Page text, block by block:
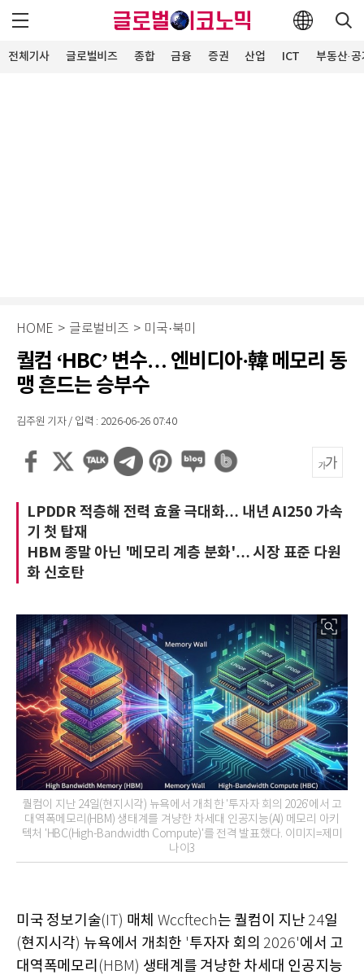
전체기사 글로벌비즈 종합 금융 증권 산업 ICT 부동산·
HOME > 글로벌비즈 > 미국·북미
퀄컴 ‘HBC’ 변수… 엔비디아·韓 메모리 동
맹 흔드는 승부수
김주원 기자 / 입력 : 2026-06-26 07:40
LPDDR 적층해 전력 효율 극대화… 내년 AI250 가속
기 첫 탑재
HBM 종말 아닌 '메모리 계층 분화'… 시장 표준 다원
화 신호탄
퀄컴이 지난 24일(현지시각) 뉴욕에서 개최한 '투자자 회의 2026'에서 고
대역폭메모리(HBM) 생태계를 겨냥한 차세대 인공지능(AI) 메모리 아키
텍처 'HBC(High-Bandwidth Compute)'를 전격 발표했다. 이미지=제미
나이3
미국 정보기술(IT) 매체 Wccftech는 퀄컴이 지난 24일
(현지시각) 뉴욕에서 개최한 '투자자 회의 2026'에서 고
대역폭메모리 (HBM) 생태계를 겨냥한 차세대 인공지능